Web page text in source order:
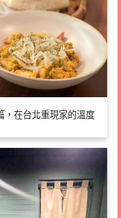
，在台北重現家的溫度